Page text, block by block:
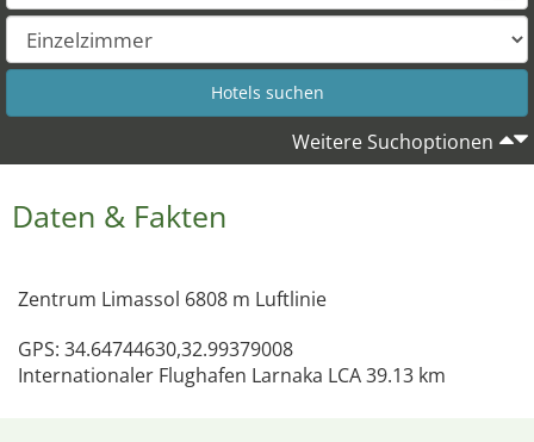
Weitere Suchoptionen
Daten & Fakten
Zentrum Limassol 6808 m Luftlinie
GPS: 34.64744630,32.99379008
Internationaler Flughafen Larnaka LCA 39.13 km